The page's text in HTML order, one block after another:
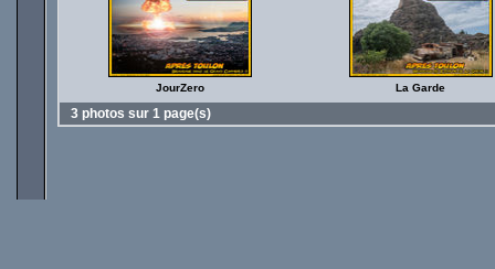
JourZero La Garde
3 photos sur 1 page(s)